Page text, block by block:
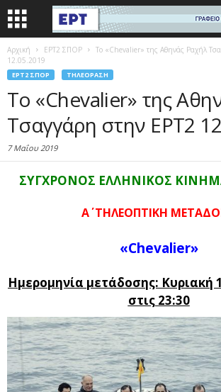
Αρχική EΡΤ2 ΣΠΟΡ
Το «Chevalier» της Αθηνάς Ραχήλ
12.05.2019
EΡΤ2 ΣΠΟΡ ΤΗΛΕΌΡΑΣΗ
Το «Chevalier» της
Τσαγγάρη στην ΕΡΤ2
7 Μαΐου 2019
ΣΥΓΧΡΟΝΟΣ ΕΛΛΗΝΙΚΟΣ
Α΄ ΤΗΛΕΟΠΤΙΚΗ
«Chevalier»
Ημερομηνία μετάδοσης: Κυριακή
στις 23:30